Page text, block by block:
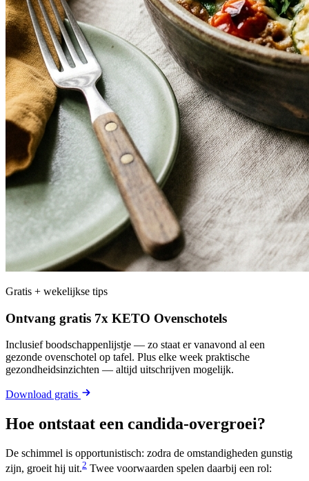
Gratis + wekelijkse tips
Ontvang gratis 7x KETO Ovenschotels
Inclusief boodschappenlijstje — zo staat er vanavond al een
gezonde ovenschotel op tafel. Plus elke week praktische
gezondheidsinzichten — altijd uitschrijven mogelijk.
Download gratis
Hoe ontstaat een candida-overgroei?
De schimmel is opportunistisch: zodra de omstandigheden gunstig
zijn, groeit hij uit.2 Twee voorwaarden spelen daarbij een rol: